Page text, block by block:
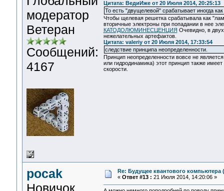
модератор
Ветеран
Сообщений:
4167
Цитата: ВедиИже от 20 Июля 2014, 20:25:13
То есть "двущелевой" срабатывает иногда
Чтобы щелевая решетка срабатывала как
вторичные электроны при попадании в нее
КАТОДОЛЮМИНЕСЦЕНЦИЯ Очевидно, в
нежелательных артефактов.
Цитата: valeriy от 20 Июля 2014, 17:33:54
следствие принципа неопределенности.
Принцип неопределенности вовсе не
или гидродинамика) этот принцип также
скорости.
pocak
Новичок
Re: Будущее квантового компьютера
« Ответ #13 : 21 Июля 2014, 14:20:06 »